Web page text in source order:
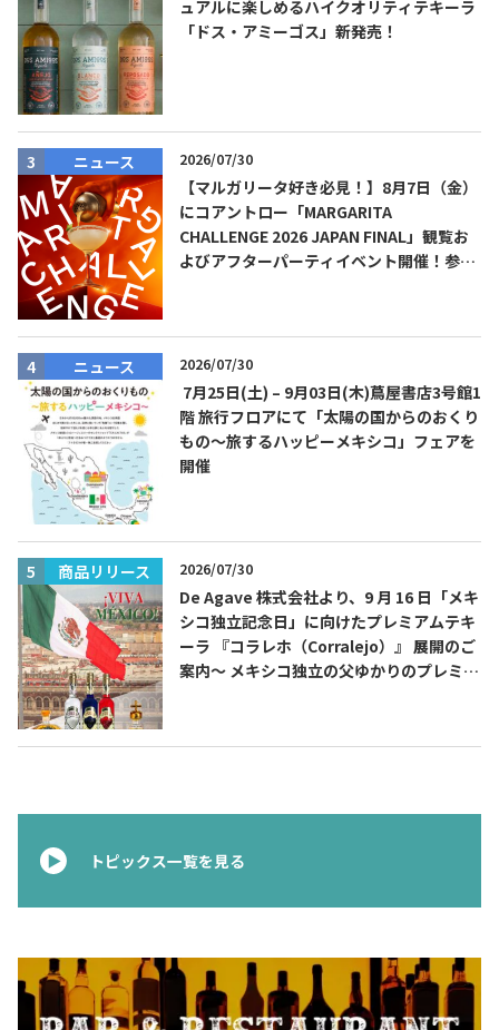
ュアルに楽しめるハイクオリティテキーラ
「ドス・アミーゴス」新発売！
ニュース 2026/07/30
【マルガリータ好き必見！】8月7日（金）
にコアントロー「MARGARITA
CHALLENGE 2026 JAPAN FINAL」観覧お
よびアフターパーティイベント開催！参加
ニュース 2026/07/30
7月25日(土) – 9月03日(木)蔦屋書店3号館1
階 旅行フロアにて「太陽の国からのおくり
もの～旅するハッピーメキシコ」フェアを
開催
商品リリース 2026/07/30
De Agave 株式会社より、9 月 16 日「メキ
シコ独立記念日」に向けたプレミアムテキ
ーラ 『コラレホ（Corralejo）』 展開のご
案内〜 メキシコ独立の父ゆかりのプレミア
トピックス一覧を見る